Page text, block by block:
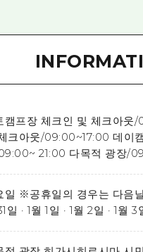
캠프장 체크인 및 체크아웃
크아웃/09:00~17:00 데이
21:00 다목적 ​​광장/
일 ※공휴일의 경우는 다음날
일 · 1월 1일 · 1월 2일 · 1월 3